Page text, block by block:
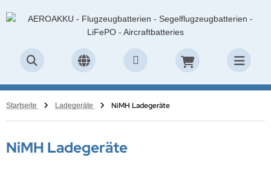
Startseite Ladegeräte NiMH Ladegeräte
NiMH Ladegeräte